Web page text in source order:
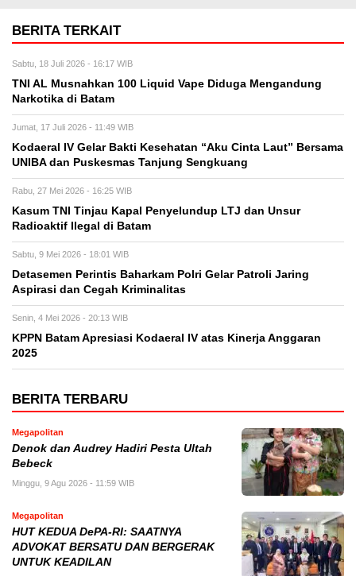
BERITA TERKAIT
Sabtu, 18 Juli 2026 - 16:17 WIB
TNI AL Musnahkan 100 Liquid Vape Diduga Mengandung
Narkotika di Batam
Jumat, 17 Juli 2026 - 11:49 WIB
Kodaeral IV Gelar Bakti Kesehatan “Aku Cinta Laut” Bersama
UNIBA dan Puskesmas Tanjung Sengkuang
Rabu, 27 Mei 2026 - 16:25 WIB
Kasum TNI Tinjau Kapal Penyelundup LTJ dan Unsur
Radioaktif Ilegal di Batam
Sabtu, 9 Mei 2026 - 18:01 WIB
Detasemen Perintis Baharkam Polri Gelar Patroli Jaring
Aspirasi dan Cegah Kriminalitas
Senin, 4 Mei 2026 - 20:13 WIB
KPPN Batam Apresiasi Kodaeral IV atas Kinerja Anggaran
2025
BERITA TERBARU
Megapolitan
Denok dan Audrey Hadiri Pesta Ultah
Bebeck
Minggu, 9 Agu 2026 - 11:59 WIB
Megapolitan
HUT KEDUA DePA-RI: SAATNYA
ADVOKAT BERSATU DAN BERGERAK
UNTUK KEADILAN